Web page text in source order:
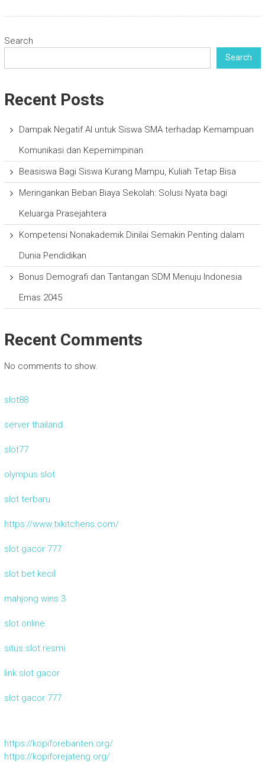
Search
Search
Recent Posts
Dampak Negatif AI untuk Siswa SMA terhadap Kemampuan
Komunikasi dan Kepemimpinan
Beasiswa Bagi Siswa Kurang Mampu, Kuliah Tetap Bisa
Meringankan Beban Biaya Sekolah: Solusi Nyata bagi
Keluarga Prasejahtera
Kompetensi Nonakademik Dinilai Semakin Penting dalam
Dunia Pendidikan
Bonus Demografi dan Tantangan SDM Menuju Indonesia
Emas 2045
Recent Comments
No comments to show.
slot88
server thailand
slot77
olympus slot
slot terbaru
https://www.txkitchens.com/
slot gacor 777
slot bet kecil
mahjong wins 3
slot online
situs slot resmi
link slot gacor
slot gacor 777
https://kopiforebanten.org/
https://kopiforejateng.org/